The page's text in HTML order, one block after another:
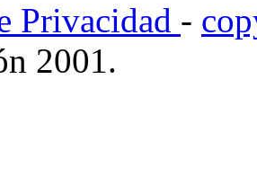
Privacidad -
2001.